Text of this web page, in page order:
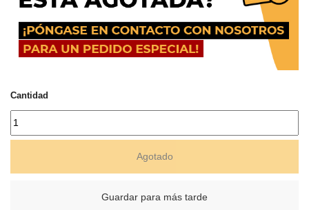
Cantidad
Agotado
Guardar para más tarde